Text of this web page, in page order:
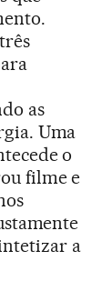
as
Uma
o
filme e
a